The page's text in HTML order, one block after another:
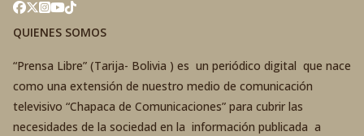
QUIENES SOMOS
“Prensa Libre” (Tarija- Bolivia ) es un periódico digital que nace
como una extensión de nuestro medio de comunicación
televisivo “Chapaca de Comunicaciones” para cubrir las
necesidades de la sociedad en la información publicada a